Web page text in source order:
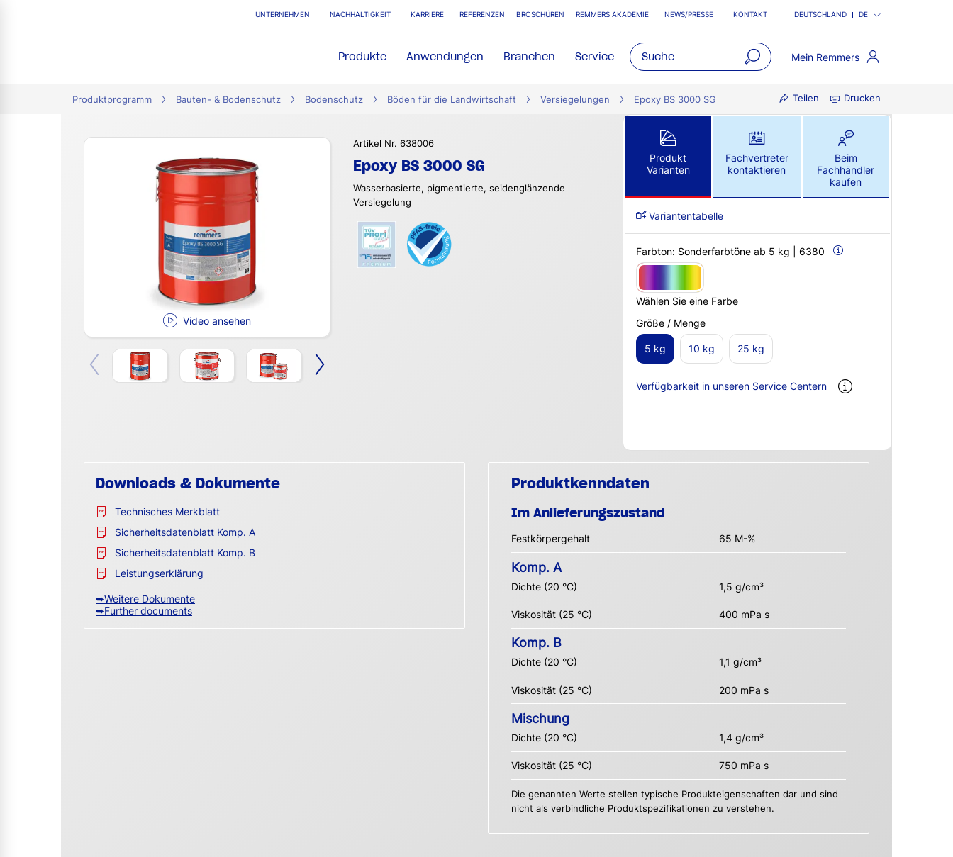
UNTERNEHMEN NACHHALTIGKEIT KARRIERE REFERENZEN BROSCHÜREN REMMERS AKADEMIE NEWS/PRESSE KONTAKT DEUTSCHLAND DE
Produkte Anwendungen Branchen Service Mein Remmers
Produktprogramm Bauten- & Bodenschutz Bodenschutz Böden für die Landwirtschaft Versiegelungen Epoxy BS 3000 SG Teilen Drucken
Video ansehen
Artikel Nr. 638006
Epoxy BS 3000 SG
Wasserbasierte, pigmentierte, seidenglänzende
Versiegelung
Produkt
Varianten
Fachvertreter
kontaktieren
Beim
Fachhändler
kaufen
Variantentabelle
Farbton: Sonderfarbtöne ab 5 kg | 6380
Wählen Sie eine Farbe
Größe / Menge
5 kg 10 kg 25 kg
Verfügbarkeit in unseren Service Centern
Downloads & Dokumente
Technisches Merkblatt
Sicherheitsdatenblatt Komp. A
Sicherheitsdatenblatt Komp. B
Leistungserklärung
➥Weitere Dokumente
➥Further documents
Produktkenndaten
Im Anlieferungszustand
Festkörpergehalt 65 M-%
Komp. A
Dichte (20 °C) 1,5 g/cm³
Viskosität (25 °C) 400 mPa s
Komp. B
Dichte (20 °C) 1,1 g/cm³
Viskosität (25 °C) 200 mPa s
Mischung
Dichte (20 °C) 1,4 g/cm³
Viskosität (25 °C) 750 mPa s
Die genannten Werte stellen typische Produkteigenschaften dar und sind
nicht als verbindliche Produktspezifikationen zu verstehen.